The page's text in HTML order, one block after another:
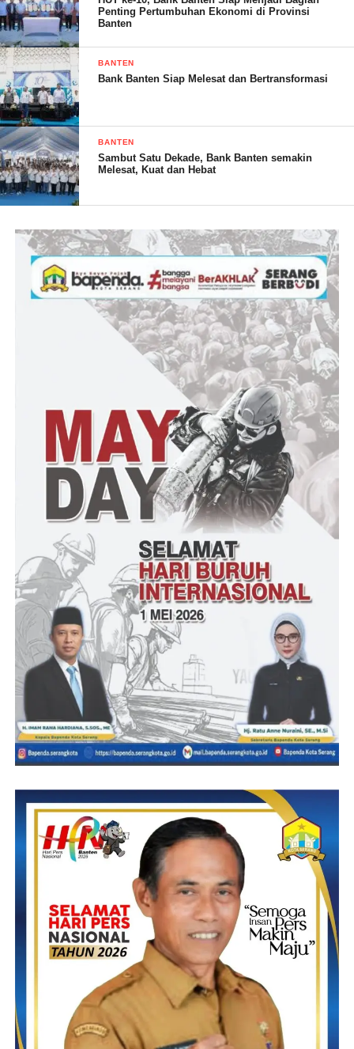
Di dalam menghadapi tantangan dalam tugas Kepolisian, maka
dibutuhkan komitmen soliditas internal yang mesti terus dibina
dengan semangat jiwa patriotisme dan pengabdian kepada
masyarakat. Dan senantiasa memupuk diri dengan dengan ilmu
Pengetahuan dan implementasi langsung ke masyarakat seperti
kegiatan ini,” tutup Kapolres Serang Kota
Dian Haerina – RG
Post Views: 17
Penting Pertumbuhan Ekonomi di Provinsi
Banten
BANTEN
Bank Banten Siap Melesat dan Bertransformasi
BANTEN
Sambut Satu Dekade, Bank Banten semakin
Melesat, Kuat dan Hebat